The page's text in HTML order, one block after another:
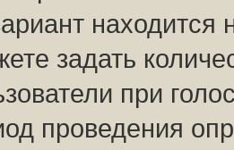
находится
задать
при
проведения